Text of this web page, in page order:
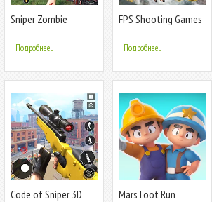
Sniper Zombie
Подробнее...
FPS Shooting Games
Подробнее...
Code of Sniper 3D
Mars Loot Run